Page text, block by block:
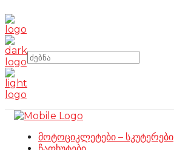
მოტოციკლეტები – სკუტერები